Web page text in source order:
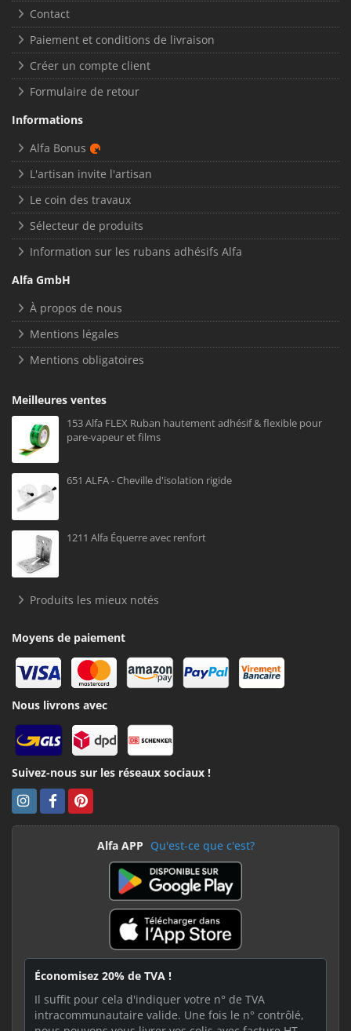
Contact
Paiement et conditions de livraison
Créer un compte client
Formulaire de retour
Informations
Alfa Bonus
L'artisan invite l'artisan
Le coin des travaux
Sélecteur de produits
Information sur les rubans adhésifs Alfa
Alfa GmbH
À propos de nous
Mentions légales
Mentions obligatoires
Meilleures ventes
153 Alfa FLEX Ruban hautement adhésif & flexible pour
pare-vapeur et films
651 ALFA - Cheville d'isolation rigide
1211 Alfa Équerre avec renfort
Produits les mieux notés
Moyens de paiement
Nous livrons avec
Suivez-nous sur les réseaux sociaux !
Alfa APP Qu'est-ce que c'est?
Économisez 20% de TVA !
Il suffit pour cela d'indiquer votre n° de TVA
intracommunautaire valide. Une fois le n° contrôlé,